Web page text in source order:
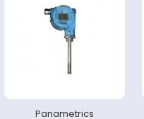
Panametrics